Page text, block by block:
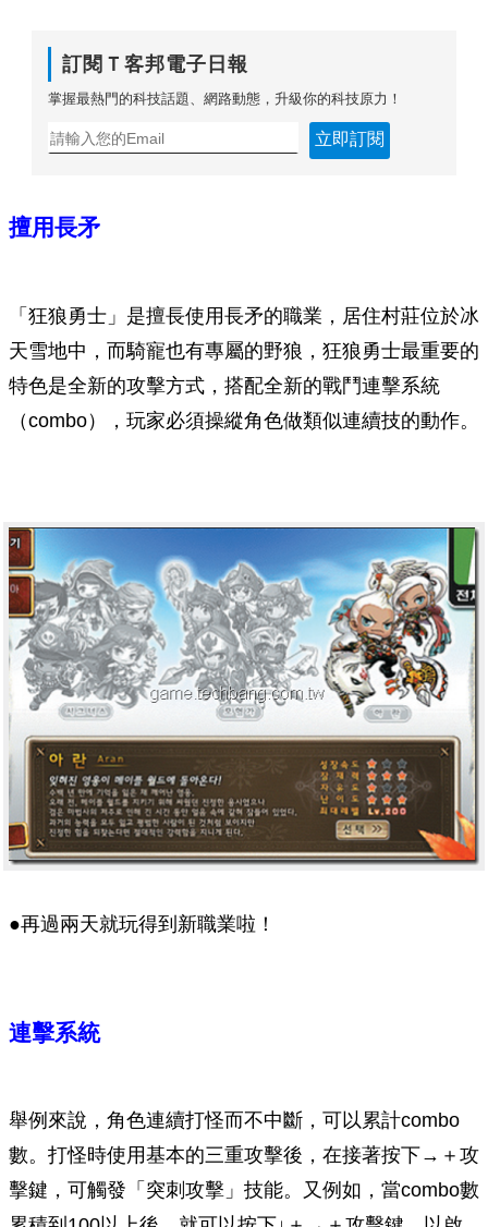
訂閱Ｔ客邦電子日報
掌握最熱門的科技話題、網路動態，升級你的科技原力！
立即訂閱
擅用長矛
「狂狼勇士」是擅長使用長矛的職業，居住村莊位於冰
天雪地中，而騎寵也有專屬的野狼，狂狼勇士最重要的
特色是全新的攻擊方式，搭配全新的戰鬥連擊系統
（combo），玩家必須操縱角色做類似連續技的動作。
●再過兩天就玩得到新職業啦！
連擊系統
舉例來說，角色連續打怪而不中斷，可以累計combo
數。打怪時使用基本的三重攻擊後，在接著按下→＋攻
擊鍵，可觸發「突刺攻擊」技能。又例如，當combo數